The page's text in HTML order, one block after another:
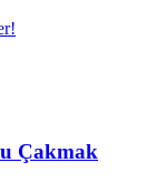
Çakmak